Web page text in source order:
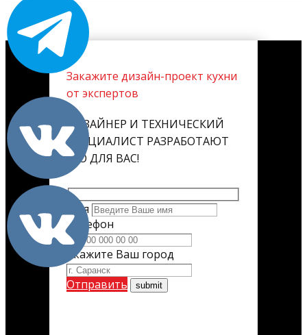
Закажите дизайн-проект кухни
от экспертов
ДИЗАЙНЕР И ТЕХНИЧЕСКИЙ
СПЕЦИАЛИСТ РАЗРАБОТАЮТ
ЕГО ДЛЯ ВАС!
Имя
Телефон
Укажите Ваш город
Отправить